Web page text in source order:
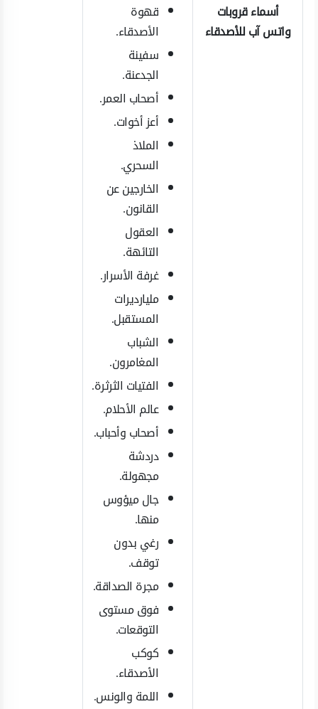
أسماء قروبات
واتس آب للأصدقاء
قهوة
الأصدقاء.
سفينة
الجدعنة.
أصحاب العمر.
أعز أخوات.
الملاذ
السحري.
الخارجين عن
القانون.
العقول
التائهة.
غرفة الأسرار.
مليارديرات
المستقبل.
الشباب
المغامرون.
الفتيات الثرثرة.
عالم الأحلام.
أصحاب وأحباب.
دردشة
مجهولة.
جال ميؤوس
منها.
رغي بدون
توقف.
مجرة الصداقة.
فوق مستوى
التوقعات.
كوكب
الأصدقاء.
اللمة والونس.